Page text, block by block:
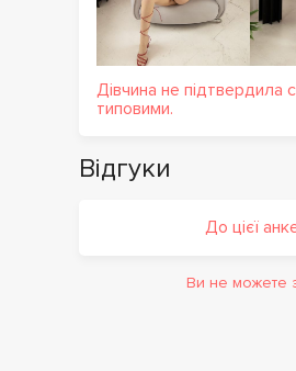
Дівчина не підтвердила
типовими.
Відгуки
До цієї
Ви не можете